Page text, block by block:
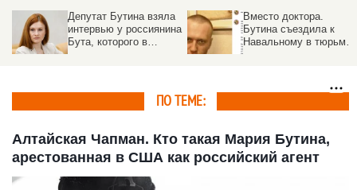
Депутат Бутина взяла
интервью у россиянина
Бута, которого в
Вместо доктора.
Бутина съездила к
Навальному в тюрьму
ПО ТЕМЕ:
Алтайская Чапман. Кто такая Мария Бутина,
арестованная в США как российский агент